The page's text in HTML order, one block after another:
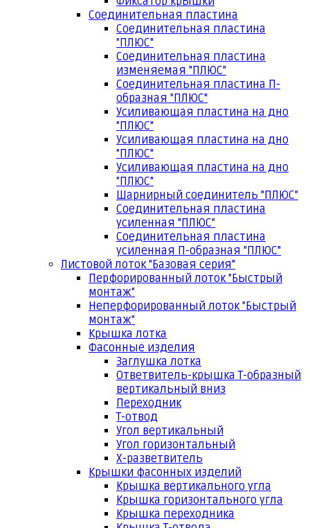
Соединительная пластина
Соединительная пластина
"ПЛЮС"
Соединительная пластина
изменяемая "ПЛЮС"
Соединительная пластина П-
образная "ПЛЮС"
Усиливающая пластина на дно
"ПЛЮС"
Усиливающая пластина на дно
"ПЛЮС"
Усиливающая пластина на дно
"ПЛЮС"
Шарнирный соединитель "ПЛЮС"
Соединительная пластина
усиленная "ПЛЮС"
Соединительная пластина
усиленная П-образная "ПЛЮС"
Листовой лоток "Базовая серия"
Перфорированный лоток "Быстрый
монтаж"
Неперфорированный лоток "Быстрый
монтаж"
Крышка лотка
Фасонные изделия
Заглушка лотка
Ответвитель-крышка Т-образный
вертикальный вниз
Переходник
Т-отвод
Угол вертикальный
Угол горизонтальный
Х-разветвитель
Крышки фасонных изделий
Крышка вертикального угла
Крышка горизонтального угла
Крышка переходника